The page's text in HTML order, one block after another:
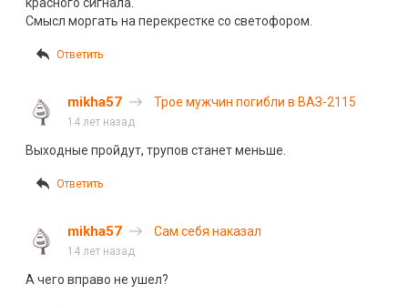
Смысл моргать на перекрестке со светофором.
Ответить
mikha57 Трое мужчин погибли в ВАЗ-2115
14 лет назад
Выходные пройдут, трупов станет меньше.
Ответить
mikha57 Сам себя наказал
14 лет назад
А чего вправо не ушел?